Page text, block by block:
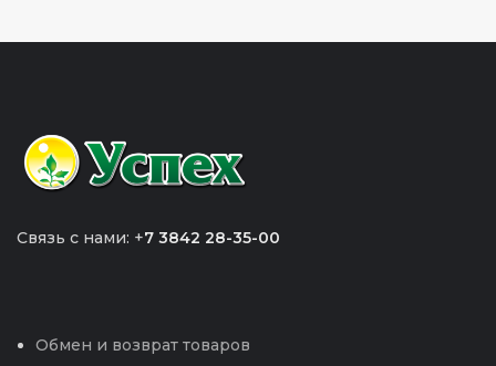
Связь с нами: +7 3842 28-35-00
Обмен и возврат товаров